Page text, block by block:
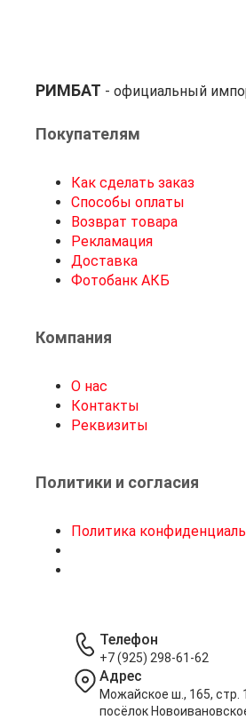
РИМБАТ - официальный
Покупателям
Как сделать заказ
Способы оплаты
Возврат товара
Рекламация
Доставка
Фотобанк АКБ
Компания
О нас
Контакты
Реквизиты
Политики и согласия
Политика
Телефон
+7 (925) 298-61-62
Адрес
Можайское ш., 165, стр.
посёлок